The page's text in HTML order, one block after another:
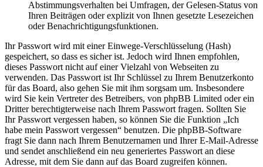
Abstimmungsverhalten bei Umfragen, der Gelesen-Status von
Ihren Beiträgen oder explizit von Ihnen gesetzte Lesezeichen
oder Benachrichtigungsfunktionen.
Ihr Passwort wird mit einer Einwege-Verschlüsselung (Hash)
gespeichert, so dass es sicher ist. Jedoch wird Ihnen empfohlen,
dieses Passwort nicht auf einer Vielzahl von Webseiten zu
verwenden. Das Passwort ist Ihr Schlüssel zu Ihrem Benutzerkonto
für das Board, also gehen Sie mit ihm sorgsam um. Insbesondere
wird Sie kein Vertreter des Betreibers, von phpBB Limited oder ein
Dritter berechtigterweise nach Ihrem Passwort fragen. Sollten Sie
Ihr Passwort vergessen haben, so können Sie die Funktion „Ich
habe mein Passwort vergessen“ benutzen. Die phpBB-Software
fragt Sie dann nach Ihrem Benutzernamen und Ihrer E-Mail-Adresse
und sendet anschließend ein neu generiertes Passwort an diese
Adresse, mit dem Sie dann auf das Board zugreifen können.